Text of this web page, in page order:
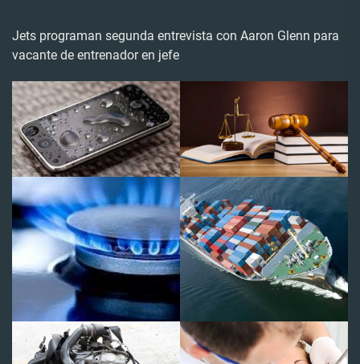
Jets programan segunda entrevista con Aaron Glenn para
vacante de entrenador en jefe